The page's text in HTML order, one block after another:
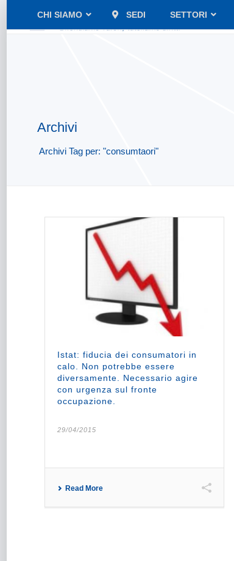
CHI SIAMO SEDI SETTORI
Archivi
Archivi Tag per: "consumtaori"
Istat: fiducia dei consumatori in
calo. Non potrebbe essere
diversamente. Necessario agire
con urgenza sul fronte
occupazione.
29/04/2015
Read More